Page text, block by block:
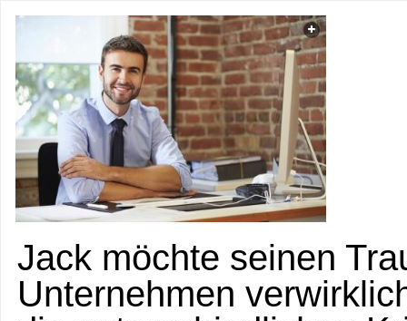
Jack möchte seinen
Unternehmen